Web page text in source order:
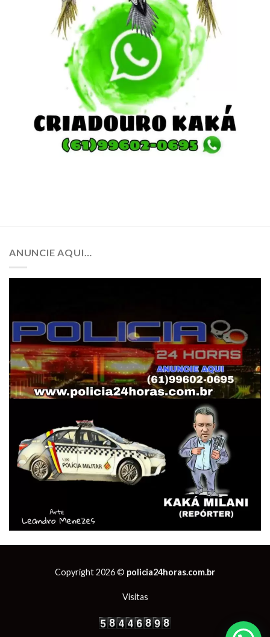
ANUNCIE AQUI…
Copyright 2026 © policia24horas.com.br
Visitas